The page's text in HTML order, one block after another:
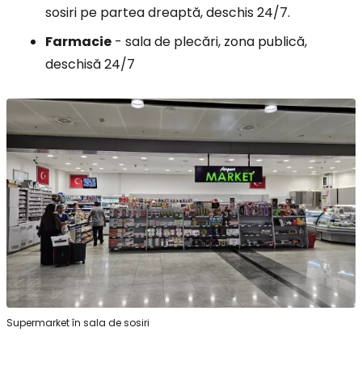
sosiri pe partea dreaptă, deschis 24/7.
Farmacie - sala de plecări, zona publică,
deschisă 24/7
Supermarket în sala de sosiri